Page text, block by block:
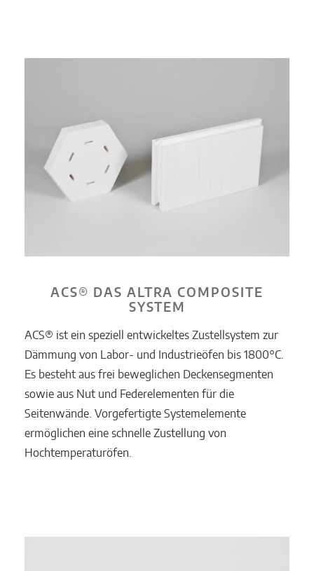
ACS® DAS ALTRA COMPOSITE
SYSTEM
ACS® ist ein speziell entwickeltes Zustellsystem zur
Dämmung von Labor- und Industrieöfen bis 1800°C.
Es besteht aus frei beweglichen Deckensegmenten
sowie aus Nut und Federelementen für die
Seitenwände. Vorgefertigte Systemelemente
ermöglichen eine schnelle Zustellung von
Hochtemperaturöfen.